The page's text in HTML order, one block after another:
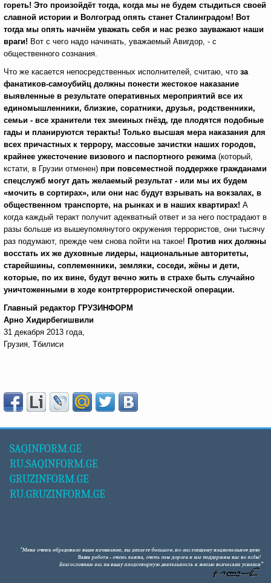
гореть! Это произойдёт тогда, когда мы не будем стыдиться своей
славной истории и Волгоград опять станет Сталинградом! Вот
тогда мы опять начнём уважать себя и нас резко зауважают наши
враги! Вот с чего надо начинать, уважаемый Авигдор, - с
общественного сознания.
Что же касается непосредственных исполнителей, считаю, что за
фанатиков-самоубийц должны понести жестокое наказание
выявленные в результате оперативных мероприятий все их
единомышленники, близкие, соратники, друзья, родственники,
семьи - все хранители тех змеиных гнёзд, где плодятся подобные
гады и планируются теракты! Только высшая мера наказания для
всех причастных к террору, массовые зачистки наших городов,
крайнее ужесточение визового и паспортного режима (который,
кстати, в Грузии отменен) при повсеместной поддержке гражданами
спецслужб могут дать желаемый результат - или мы их будем
«мочить в сортирах», или они нас будут взрывать на вокзалах, в
общественном транспорте, на рынках и в наших квартирах! А
когда каждый теракт получит адекватный ответ и за него пострадают в
разы больше из вышеупомянутого окружения террористов, они тысячу
раз подумают, прежде чем снова пойти на такое! Против них должны
восстать их же духовные лидеры, национальные авторитеты,
старейшины, соплеменники, земляки, соседи, жёны и дети,
которые, по их вине, будут вечно жить в страхе быть случайно
уничтоженными в ходе контртеррористической операции.
Главный редактор ГРУЗИНФОРМ
Арно Хидирбегишвили
31 декабря 2013 года,
Грузия, Тбилиси
SAQINFORM.GE
RU.SAQINFORM.GE
GRUZINFORM.GE
RU.GRUZINFORM.GE